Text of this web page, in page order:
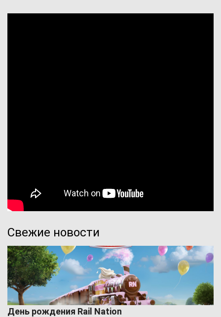
Свежие новости
День рождения Rail Nation